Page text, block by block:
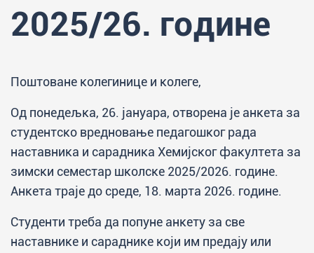
2025/26. године
Поштоване колегинице и колеге,
Од понедељка, 26. јануара, отворена је анкета за
студентско вредновање педагошког рада
наставника и сарадника Хемијског факултета за
зимски семестар школске 2025/2026. године.
Анкета траје до среде, 18. марта 2026. године.
Студенти треба да попуне анкету за све
наставнике и сараднике који им предају или